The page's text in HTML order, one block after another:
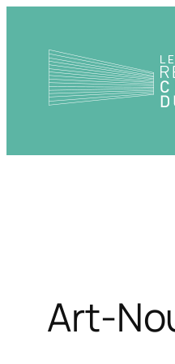
contenu
Art-